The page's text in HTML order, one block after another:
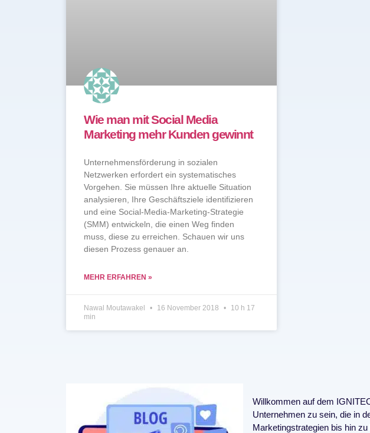
Wie man mit Social Media
Marketing mehr Kunden gewinnt
Unternehmensförderung in sozialen
Netzwerken erfordert ein systematisches
Vorgehen. Sie müssen Ihre aktuelle Situation
analysieren, Ihre Geschäftsziele identifizieren
und eine Social-Media-Marketing-Strategie
(SMM) entwickeln, die einen Weg finden
muss, diese zu erreichen. Schauen wir uns
diesen Prozess genauer an.
MEHR ERFAHREN »
Nawal Moutawakel 16 November 2018
10 h 17
min
Willkommen auf dem
Unternehmen zu sein, die in
Marketingstrategien bis hin